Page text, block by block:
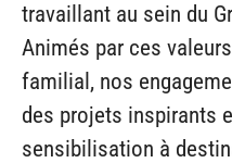
travaillant au sein du
Animés par ces
familial, nos
des projets inspirants
sensibilisation à